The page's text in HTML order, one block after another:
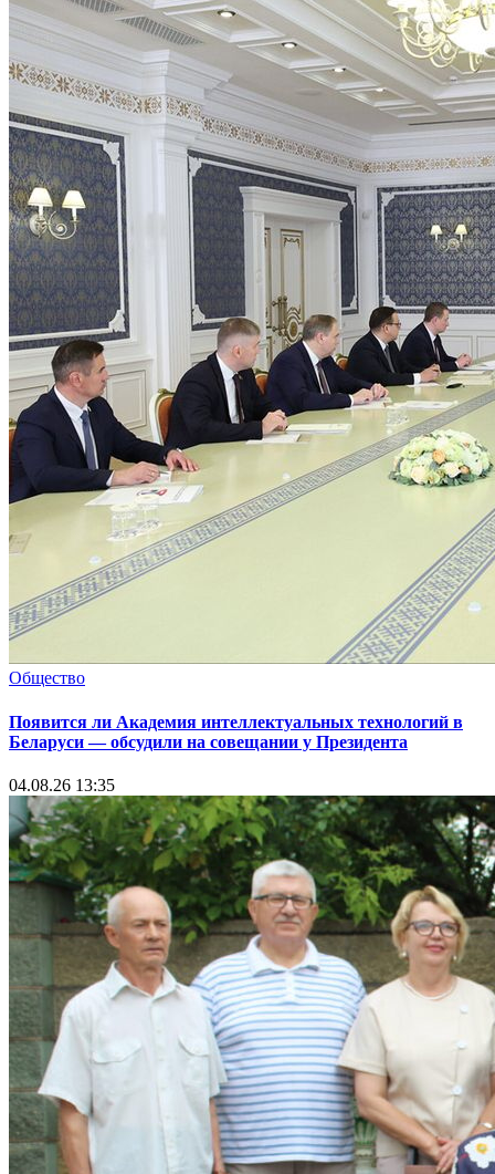
Общество
Появится ли Академия интеллектуальных технологий в
Беларуси — обсудили на совещании у Президента
04.08.26 13:35